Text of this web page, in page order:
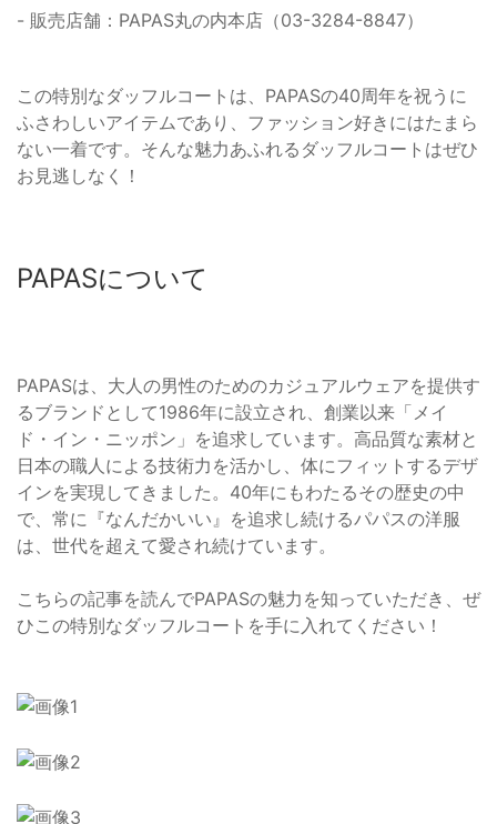
- 販売店舗：PAPAS丸の内本店（03-3284-8847）
この特別なダッフルコートは、PAPASの40周年を祝うに
ふさわしいアイテムであり、ファッション好きにはたまら
ない一着です。そんな魅力あふれるダッフルコートはぜひ
お見逃しなく！
PAPASについて
PAPASは、大人の男性のためのカジュアルウェアを提供す
るブランドとして1986年に設立され、創業以来「メイ
ド・イン・ニッポン」を追求しています。高品質な素材と
日本の職人による技術力を活かし、体にフィットするデザ
インを実現してきました。40年にもわたるその歴史の中
で、常に『なんだかいい』を追求し続けるパパスの洋服
は、世代を超えて愛され続けています。
こちらの記事を読んでPAPASの魅力を知っていただき、ぜ
ひこの特別なダッフルコートを手に入れてください！